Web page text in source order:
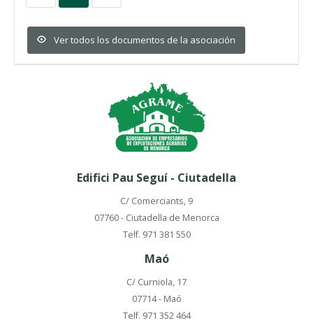
Ver todos los documentos de la asociación
Edifici Pau Seguí - Ciutadella
C/ Comerciants, 9
07760 - Ciutadella de Menorca
Telf. 971 381 550
Maó
C/ Curniola, 17
07714 - Maó
Telf. 971 352 464